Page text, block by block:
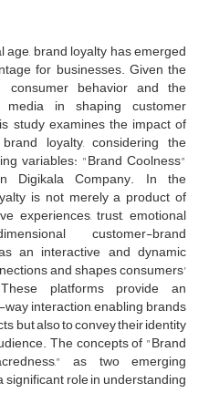
age, brand loyalty has emerged
for businesses. Given the
consumer behavior and the
in shaping customer
study examines the impact of
loyalty, considering the
variables: "Brand Coolness"
Digikala Company. In the
is not merely a product of
experiences, trust, emotional
customer-brand
an interactive and dynamic
and shapes consumers'
platforms provide an
interaction, enabling brands
but also to convey their identity
The concepts of "Brand
as two emerging
significant role in understanding